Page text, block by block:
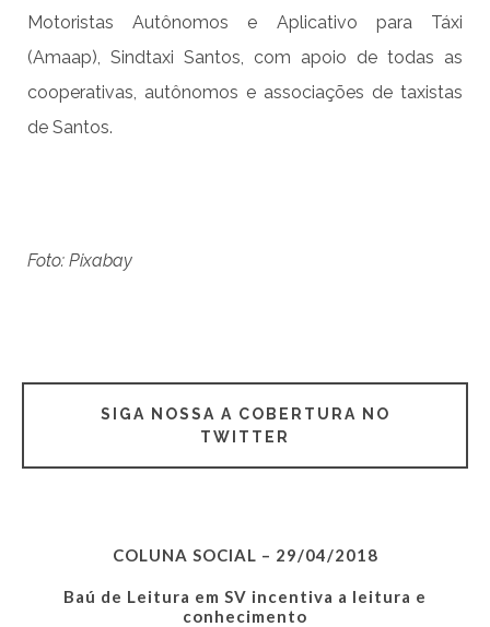
Motoristas Autônomos e Aplicativo para Táxi
(Amaap), Sindtaxi Santos, com apoio de todas as
cooperativas, autônomos e associações de taxistas
de Santos.
Foto: Pixabay
SIGA NOSSA A COBERTURA NO
TWITTER
COLUNA SOCIAL – 29/04/2018
Baú de Leitura em SV incentiva a leitura e
conhecimento